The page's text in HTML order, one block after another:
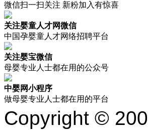
微信扫一扫关注 新粉加入有惊喜
关注婴童人才网微信
中国孕婴童人才网络招聘平台
关注婴宝微信
母婴专业人士都在用的公众号
中婴网小程序
做母婴专业人士都在用的平台
Copyright ©